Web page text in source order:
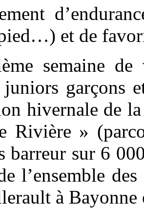
et de
semaine de
juniors garçons
hivernale de
Rivière »
barreur sur 6
l’ensemble
à